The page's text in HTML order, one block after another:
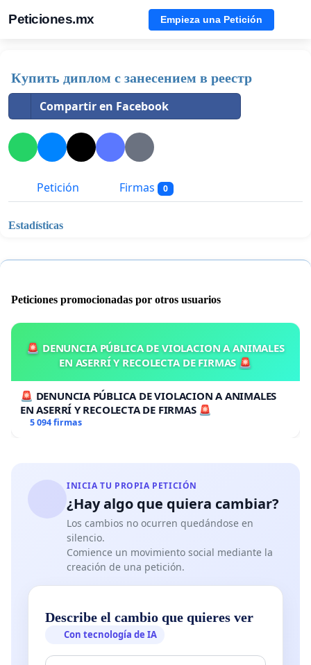
Peticiones.mx Empieza una Petición
Купить диплом с занесением в реестр
Compartir en Facebook
Petición Firmas 0
Estadísticas
Peticiones promocionadas por otros usuarios
🚨 DENUNCIA PÚBLICA DE VIOLACION A ANIMALES
EN ASERRÍ Y RECOLECTA DE FIRMAS 🚨
🚨 DENUNCIA PÚBLICA DE VIOLACION A ANIMALES
EN ASERRÍ Y RECOLECTA DE FIRMAS 🚨
5 094 firmas
INICIA TU PROPIA PETICIÓN
¿Hay algo que quiera cambiar?
Los cambios no ocurren quedándose en
silencio.
Comience un movimiento social mediante la
creación de una petición.
Describe el cambio que quieres ver
Con tecnología de IA